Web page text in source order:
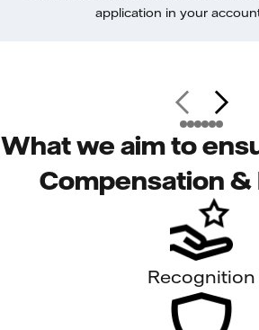
application in your
What we aim to
Compensation
Recognition